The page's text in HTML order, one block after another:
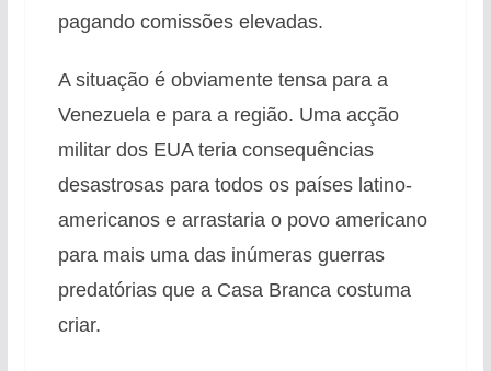
pagando comissões elevadas.
A situação é obviamente tensa para a
Venezuela e para a região. Uma acção
militar dos EUA teria consequências
desastrosas para todos os países latino-
americanos e arrastaria o povo americano
para mais uma das inúmeras guerras
predatórias que a Casa Branca costuma
criar.